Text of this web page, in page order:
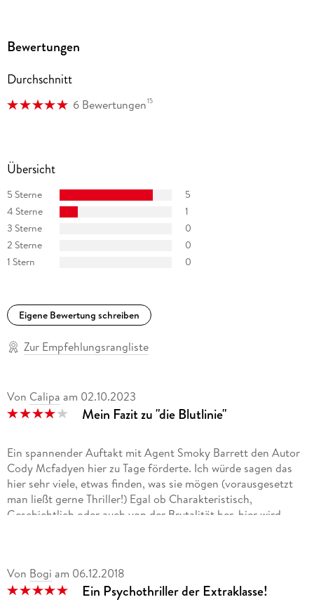
Bewertungen
Durchschnitt
6 Bewertungen15
Übersicht
5 Sterne
5
4 Sterne
1
3 Sterne
0
2 Sterne
0
1 Stern
0
Eigene Bewertung schreiben
Zur Empfehlungsrangliste
Von Calipa am 02.10.2023
Mein Fazit zu "die Blutlinie"
Ein spannender Auftakt mit Agent Smoky Barrett den Autor
Cody Mcfadyen hier zu Tage förderte. Ich würde sagen das
hier sehr viele, etwas finden, was sie mögen (vorausgesetzt
man ließt gerne Thriller!) Egal ob Charakteristisch,
Geschichtlich oder auch von der Brutalität her, hier wird
aber Schlussendlich konnte mich das Buch gut abholen, mich
emotional greifen, und war in meinen Augen durch die
Von Bogi am 06.12.2018
Ein Psychothriller der Extraklasse!